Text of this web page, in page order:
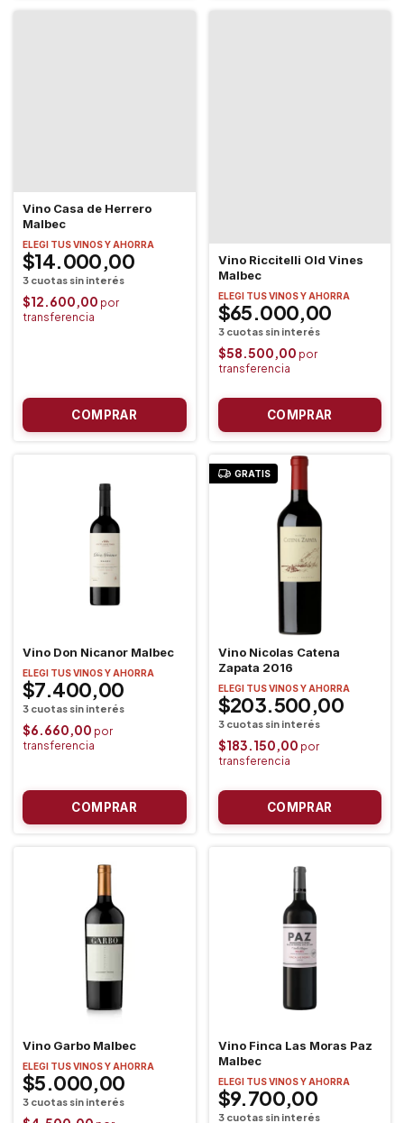
Vino Casa de Herrero
Malbec
ELEGI TUS VINOS Y AHORRA
$14.000,00
$12.600,00
Vino Riccitelli Old Vines
Malbec
ELEGI TUS VINOS Y AHORRA
$65.000,00
$58.500,00
Vino Don Nicanor Malbec
ELEGI TUS VINOS Y AHORRA
$7.400,00
$6.660,00
GRATIS
Vino Nicolas Catena
Zapata 2016
ELEGI TUS VINOS Y AHORRA
$203.500,00
$183.150,00
Vino Garbo Malbec
ELEGI TUS VINOS Y AHORRA
$5.000,00
Vino Finca Las Moras Paz
Malbec
ELEGI TUS VINOS Y AHORRA
$9.700,00